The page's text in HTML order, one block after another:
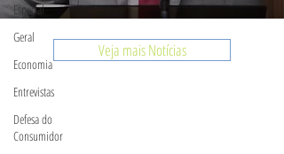
Especial
Geral
Economia
Entrevistas
Defesa do
Consumidor
Veja mais Notícias